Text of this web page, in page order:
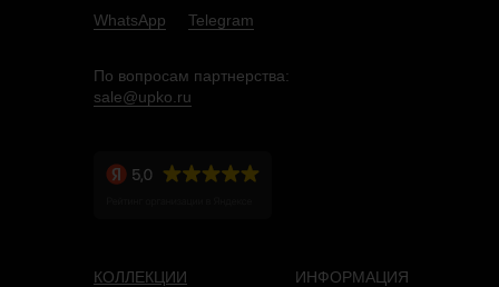
КОЛЛЕКЦИИ ИНФОРМАЦИЯ
По вопросам партнерства:
sale@upko.ru
WhatsApp Telegram